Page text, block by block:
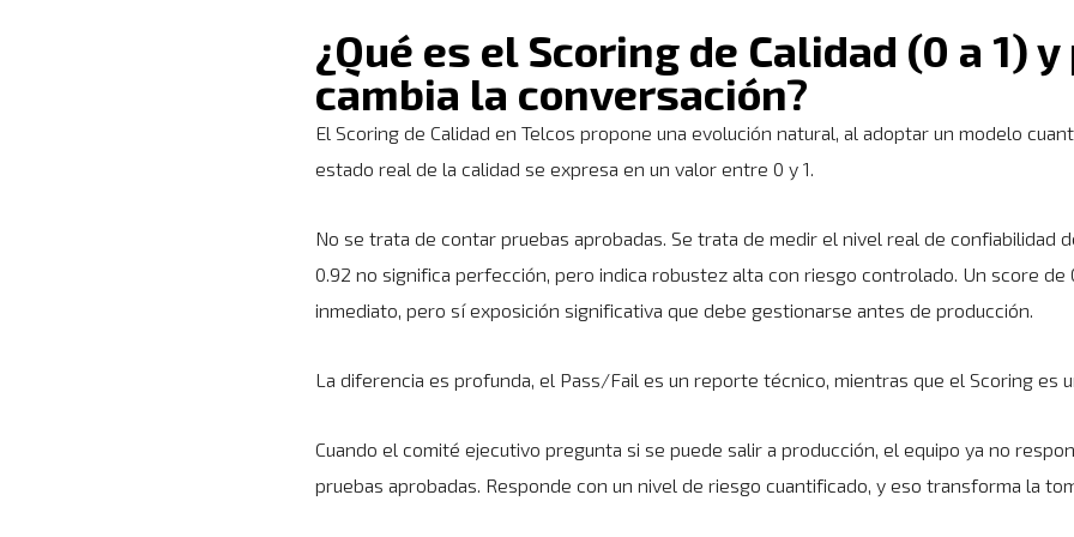
¿Qué es el Scoring de Calidad (0 a 1)
cambia la conversación?
El Scoring de Calidad en Telcos propone una evolución natural, al adoptar un modelo
estado real de la calidad se expresa en un valor entre 0 y 1.
No se trata de contar pruebas aprobadas. Se trata de medir el nivel real de confiabilidad
0.92 no significa perfección, pero indica robustez alta con riesgo controlado. Un score de
inmediato, pero sí exposición significativa que debe gestionarse antes de producción.
La diferencia es profunda, el Pass/Fail es un reporte técnico, mientras que el Scoring es
Cuando el comité ejecutivo pregunta si se puede salir a producción, el equipo ya no
pruebas aprobadas. Responde con un nivel de riesgo cuantificado, y eso transforma la